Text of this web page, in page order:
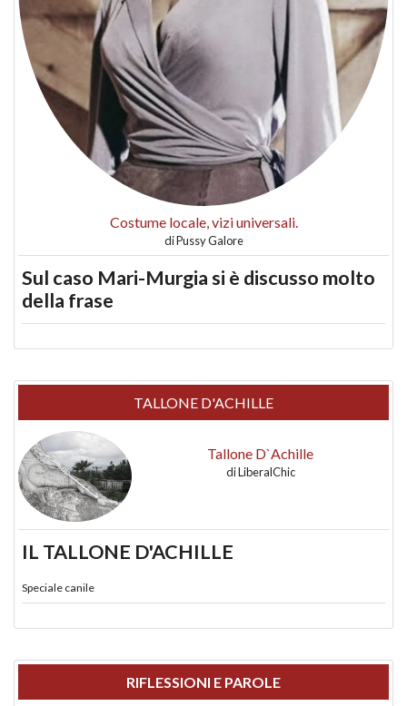
Costume locale, vizi universali.
diPussy Galore
Sul caso Mari-Murgia si è discusso molto
della frase
TALLONE D'ACHILLE
Tallone D`Achille
diLiberalChic
IL TALLONE D'ACHILLE
Speciale canile
RIFLESSIONI E PAROLE